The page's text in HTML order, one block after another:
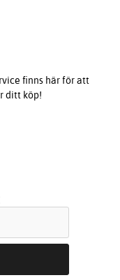
finns här för att
ditt köp!